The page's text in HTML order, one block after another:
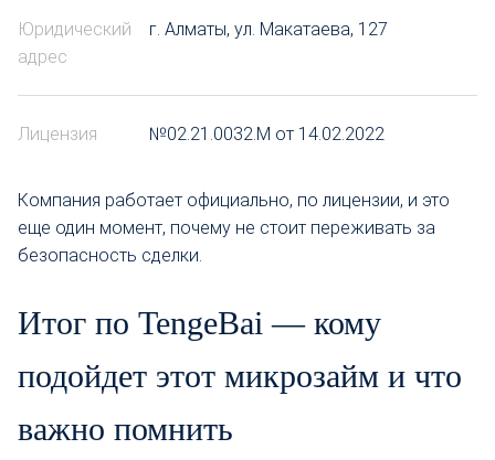
Юридический
адрес
г. Алматы, ул. Макатаева, 127
Лицензия №02.21.0032.М от 14.02.2022
Компания работает официально, по лицензии, и это
еще один момент, почему не стоит переживать за
безопасность сделки.
Итог по TengeBai — кому
подойдет этот микрозайм и что
важно помнить